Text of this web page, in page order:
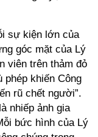
sự kiện lớn của
góc mặt của Lý
viên trên thảm đỏ
phép khiến Công
rũ chết người”.
nhiếp ảnh gia
bức hình của Lý